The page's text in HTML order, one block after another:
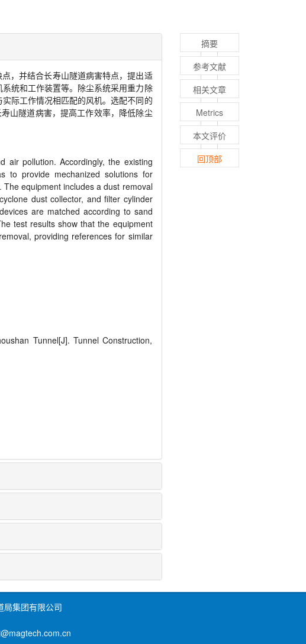
，并结合长寿山隧道病害特点，提出适
统和工作装置等。除尘系统采用重力除
际工作情况相匹配的风机。选配不同的
山隧道病害，提高工作效率，降低除尘
air pollution. Accordingly, the existing
to provide mechanized solutions for
equipment includes a dust removal
dust collector, and filter cylinder
are matched according to sand
test results show that the equipment
providing references for similar
Tunnel[J]. Tunnel Construction,
摘要
参考文献
相关文章
Metrics
本文评价
回顶部
集团有限公司